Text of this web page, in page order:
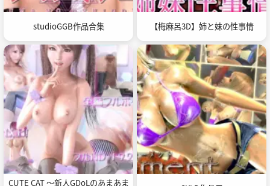
studioGGB作品合集 【梅麻呂3D】姉と妹の性事情
CUTE CAT ～新人GDoLのあまあま